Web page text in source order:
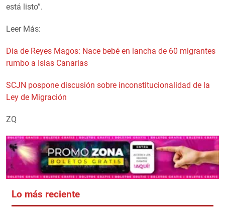
está listo .
Leer Más:
Día de Reyes Magos: Nace bebé en lancha de 60 migrantes
rumbo a Islas Canarias
SCJN pospone discusión sobre inconstitucionalidad de la
Ley de Migración
ZQ
Lo más reciente